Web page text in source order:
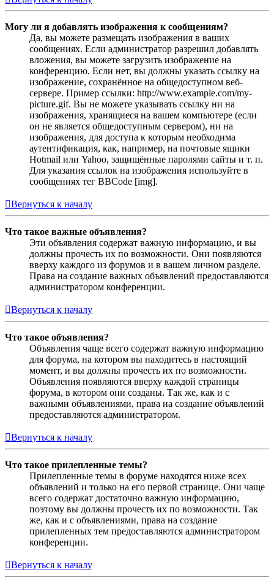
Могу ли я добавлять изображения к сообщениям?
Да, вы можете размещать изображения в ваших
сообщениях. Если администратор разрешил добавлять
вложения, вы можете загрузить изображение на
конференцию. Если нет, вы должны указать ссылку на
изображение, сохранённое на общедоступном веб-
сервере. Пример ссылки: http://www.example.com/my-
picture.gif. Вы не можете указывать ссылку ни на
изображения, хранящиеся на вашем компьютере (если
он не является общедоступным сервером), ни на
изображения, для доступа к которым необходима
аутентификация, как, например, на почтовые ящики
Hotmail или Yahoo, защищённые паролями сайты и т. п.
Для указания ссылок на изображения используйте в
сообщениях тег BBCode [img].
Вернуться к началу
Что такое важные объявления?
Эти объявления содержат важную информацию, и вы
должны прочесть их по возможности. Они появляются
вверху каждого из форумов и в вашем личном разделе.
Права на создание важных объявлений предоставляются
администратором конференции.
Вернуться к началу
Что такое объявления?
Объявления чаще всего содержат важную информацию
для форума, на котором вы находитесь в настоящий
момент, и вы должны прочесть их по возможности.
Объявления появляются вверху каждой страницы
форума, в котором они созданы. Так же, как и с
важными объявлениями, права на создание объявлений
предоставляются администратором.
Вернуться к началу
Что такое прилепленные темы?
Прилепленные темы в форуме находятся ниже всех
объявлений и только на его первой странице. Они чаще
всего содержат достаточно важную информацию,
поэтому вы должны прочесть их по возможности. Так
же, как и с объявлениями, права на создание
прилепленных тем предоставляются администратором
конференции.
Вернуться к началу